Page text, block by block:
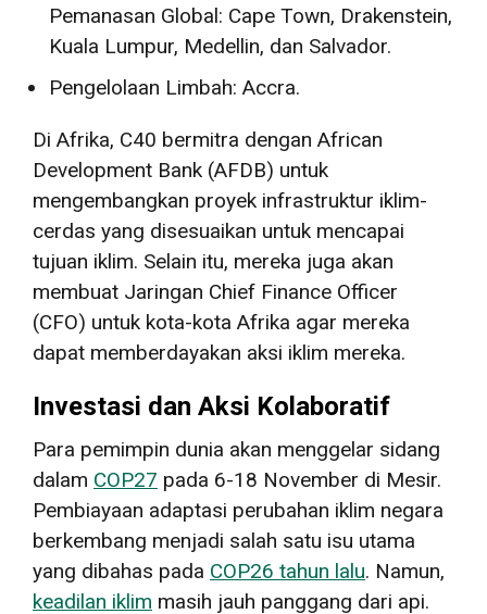
Pemanasan Global: Cape Town, Drakenstein,
Kuala Lumpur, Medellin, dan Salvador.
Pengelolaan Limbah: Accra.
Di Afrika, C40 bermitra dengan African
Development Bank (AFDB) untuk
mengembangkan proyek infrastruktur iklim-
cerdas yang disesuaikan untuk mencapai
tujuan iklim. Selain itu, mereka juga akan
membuat Jaringan Chief Finance Officer
(CFO) untuk kota-kota Afrika agar mereka
dapat memberdayakan aksi iklim mereka.
Investasi dan Aksi Kolaboratif
Para pemimpin dunia akan menggelar sidang
dalam COP27 pada 6-18 November di Mesir.
Pembiayaan adaptasi perubahan iklim negara
berkembang menjadi salah satu isu utama
yang dibahas pada COP26 tahun lalu. Namun,
keadilan iklim masih jauh panggang dari api.